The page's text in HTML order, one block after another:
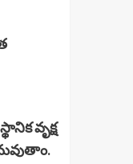
వృక్ష